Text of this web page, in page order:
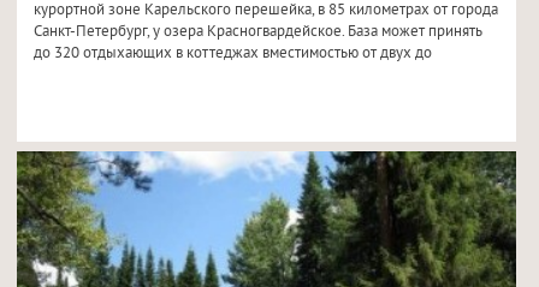
курортной зоне Карельского перешейка, в 85 километрах от города
Санкт-Петербург, у озера Красногвардейское. База может принять
до 320 отдыхающих в коттеджах вместимостью от двух до